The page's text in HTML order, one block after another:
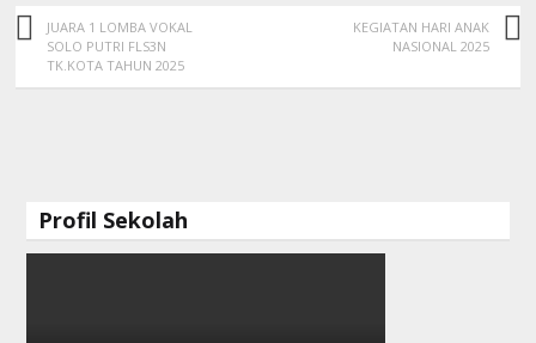
JUARA 1 LOMBA VOKAL
SOLO PUTRI FLS3N
TK.KOTA TAHUN 2025
KEGIATAN HARI ANAK
NASIONAL 2025
Profil Sekolah